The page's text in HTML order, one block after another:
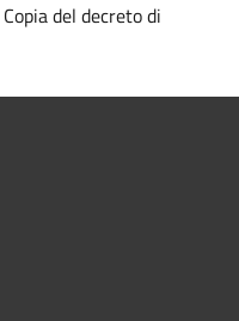
del decreto di